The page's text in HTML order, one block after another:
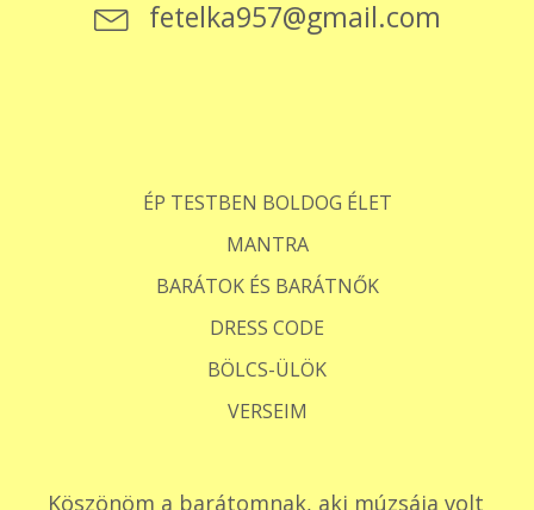
fetelka957@gmail.com
ÉP TESTBEN BOLDOG ÉLET
MANTRA
BARÁTOK ÉS BARÁTNŐK
DRESS CODE
BÖLCS-ÜLÖK
VERSEIM
Köszönöm a barátomnak, aki múzsája volt